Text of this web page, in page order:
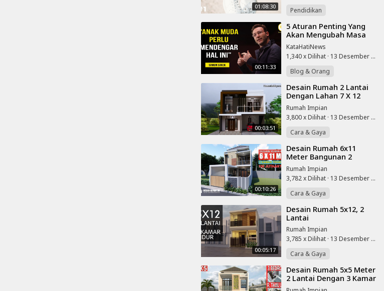
01:08:30
Pendidikan
00:11:33
⁣5 Aturan Penting Yang
Akan Mengubah Masa
Depanmu - Simon Sinek
Subtitle Indonesia -
Inspirasi Sukses
KataHatiNews
1,340 x Dilihat · 13 Desember 2022
Blog & Orang
00:03:51
⁣Desain Rumah 2 Lantai
Dengan Lahan 7 X 12
Meter, Tampil Elegan
Dan Murah Biaya
Bangunya
Rumah Impian
3,800 x Dilihat · 13 Desember 2022
Cara & Gaya
00:10:26
⁣Desain Rumah 6x11
Meter Bangunan 2
Lantai Dengan 3 Kamar
Tidur
Rumah Impian
3,782 x Dilihat · 13 Desember 2022
Cara & Gaya
00:05:17
⁣Desain Rumah 5x12, 2
Lantai
Rumah Impian
3,785 x Dilihat · 13 Desember 2022
Cara & Gaya
⁣Desain Rumah 5x5 Meter
2 Lantai Dengan 3 Kamar
Tidur